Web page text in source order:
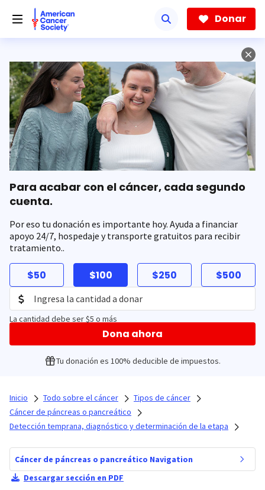
hacia
contenido
Donar
Para acabar con el cáncer, cada segundo
cuenta.
Por eso tu donación es importante hoy. Ayuda a financiar
apoyo 24/7, hospedaje y transporte gratuitos para recibir
tratamiento..
$50 $100 $250 $500
La cantidad debe ser $5 o más
Dona ahora
Tu donación es 100% deducible de impuestos.
Inicio Todo sobre el cáncer
Tipos de cáncer
Cáncer de páncreas o pancreático
Detección temprana, diagnóstico y determinación de la etapa
Cáncer de páncreas o pancreático Navigation
Descargar sección en PDF